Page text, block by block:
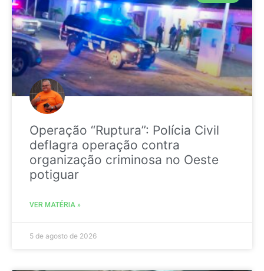
Operação “Ruptura”: Polícia Civil
deflagra operação contra
organização criminosa no Oeste
potiguar
VER MATÉRIA »
5 de agosto de 2026